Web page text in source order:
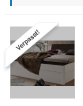
Verpasst!